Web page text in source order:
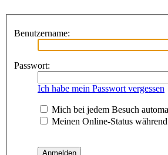
Benutzername:
Passwort:
Ich habe mein Passwort vergessen
Mich bei jedem Besuch
Meinen Online-Status